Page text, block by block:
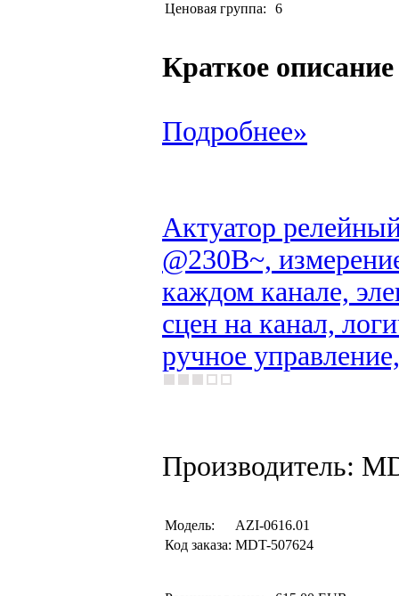
Ценовая группа:
6
Краткое описание
Подробнее»
Актуатор
@230В~,
каждом канале,
сцен на канал,
ручное
Производитель:
Модель:
AZI-0616.01
Код заказа: MDT-507624